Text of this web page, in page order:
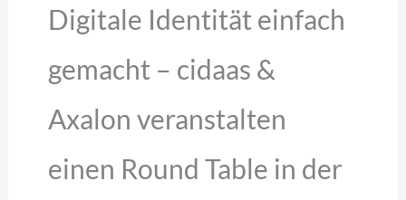
Digitale Identität einfach
gemacht – cidaas &
Axalon veranstalten
einen Round Table in der